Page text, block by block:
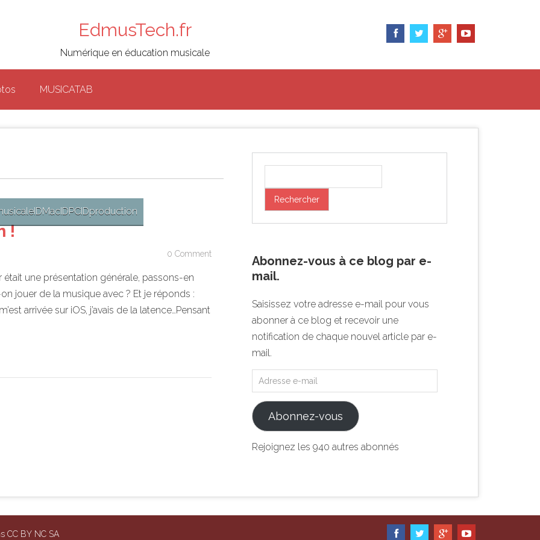
EdmusTech.fr
Numérique en éducation musicale
MUSICATAB
IDMacIDPCIDproduction
!
0 Comment
une présentation générale, passons-en
jouer de la musique avec ? Et je réponds :
arrivée sur iOS, j’avais de la latence…Pensant
Abonnez-vous à ce blog par e-
mail.
Saisissez votre adresse e-mail pour vous
abonner à ce blog et recevoir une
notification de chaque nouvel article par e-
mail.
Abonnez-vous
Rejoignez les 940 autres abonnés
CC BY NC SA